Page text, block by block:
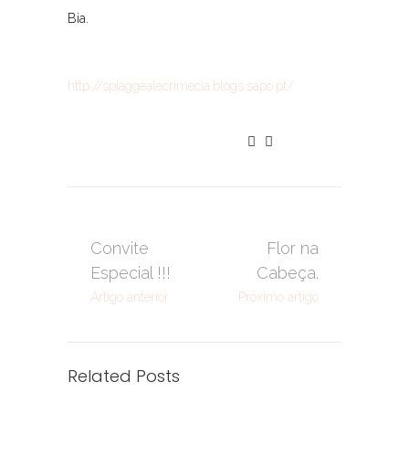
Bia.
http://spiaggealecrimecia.blogs.sapo.pt/
Convite
Especial !!!
Artigo anterior
Flor na
Cabeça.
Próximo artigo
Related Posts